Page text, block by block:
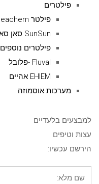
פילטרים
פילטר seachem מפל סיכם
SunSun סאן סאן
פילטרים נוספים
Fluval -פלובל
EHIEM אהיים
מערכות אוסמוזה
למבצעים בלעדיים
עצות וטיפים
הירשם עכשיו: